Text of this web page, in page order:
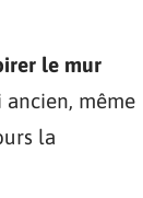
le mur
même
la